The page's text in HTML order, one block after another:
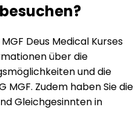
Deus Medical Kurses
über die
und die
MGF. Zudem haben Sie die
Gleichgesinnten in